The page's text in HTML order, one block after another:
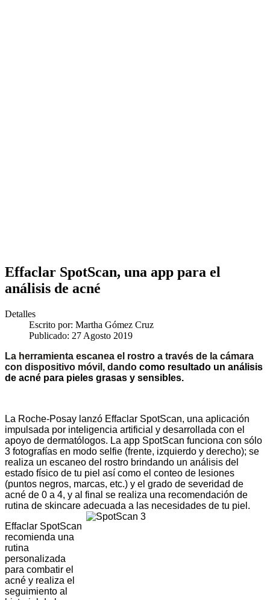
Effaclar SpotScan, una app para el
análisis de acné
Detalles
Escrito por: Martha Gómez Cruz
Publicado: 27 Agosto 2019
La herramienta escanea el rostro a través de la cámara
con dispositivo móvil, dando como resultado un análisis
de acné para pieles grasas y sensibles.
La Roche-Posay lanzó Effaclar SpotScan, una aplicación
impulsada por inteligencia artificial y desarrollada con el
apoyo de dermatólogos. La app SpotScan funciona con sólo
3 fotografías en modo selfie (frente, izquierdo y derecho); se
realiza un escaneo del rostro brindando un análisis del
estado físico de tu piel así como el conteo de lesiones
(puntos negros, marcas, etc.) y el grado de severidad de
acné de 0 a 4, y al final se realiza una recomendación de
rutina de skincare adecuada a las necesidades de tu piel.
Effaclar SpotScan
recomienda una
rutina
personalizada
para combatir el
acné y realiza el
seguimiento al